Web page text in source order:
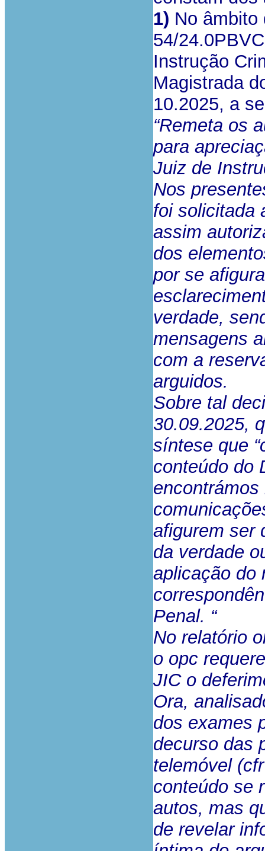
1) No âmbito
54/
Instrução
Magistrada
10.2025, a
“Remeta os
para
Juiz de
Nos
foi solicitada
assim
dos
por se
verdade,
mensagens
com a
arguidos.
Sobre tal
30.09.2025,
síntese que
conteúdo do
afigurem ser
da verdade
aplicação do
Penal. “
No relatório
o opc
JIC o
Ora,
dos exames
decurso das
telemóvel
conteúdo se
autos, mas
de revelar